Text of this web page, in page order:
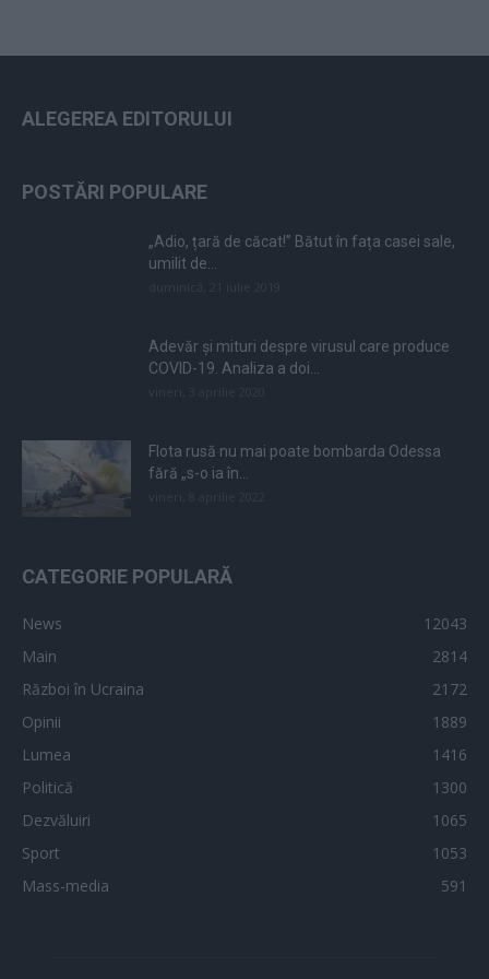
ALEGEREA EDITORULUI
POSTĂRI POPULARE
„Adio, țară de căcat!” Bătut în fața casei sale,
umilit de...
Adevăr și mituri despre virusul care produce
COVID-19. Analiza a doi...
Flota rusă nu mai poate bombarda Odessa
fără „s-o ia în...
CATEGORIE POPULARĂ
News
12043
Main
2814
Război în Ucraina
2172
Opinii
1889
Lumea
1416
Politică
1300
Dezvăluiri
1065
Sport
1053
Mass-media
591